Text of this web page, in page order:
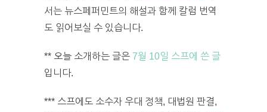
서는 뉴스페퍼민트의 해설과 함께 칼럼 번역
도 읽어보실 수 있습니다.
** 오늘 소개하는 글은 7월 10일 스프에 쓴 글
입니다.
*** 스프에도 소수자 우대 정책, 대법원 판결,